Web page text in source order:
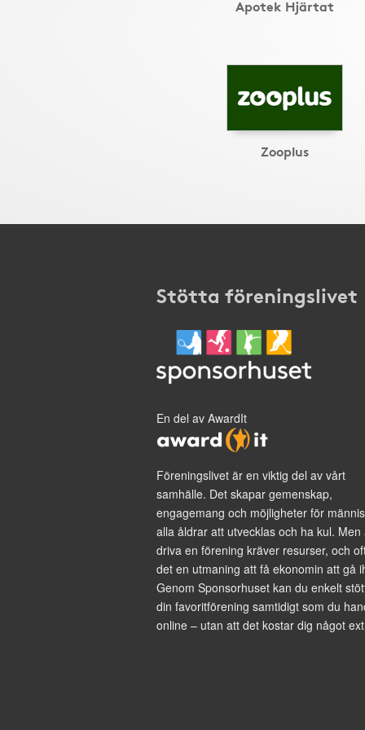
Apotek Hjärtat
Zooplus
Stötta föreningslivet
En del av AwardIt
Föreningslivet är en viktig del av vårt
samhälle. Det skapar gemenskap,
engagemang och möjligheter för
alla åldrar att utvecklas och ha kul. Men
driva en förening kräver resurser, och
det en utmaning att få ekonomin att gå
Genom Sponsorhuset kan du enkelt
din favoritförening samtidigt som du
online – utan att det kostar dig något